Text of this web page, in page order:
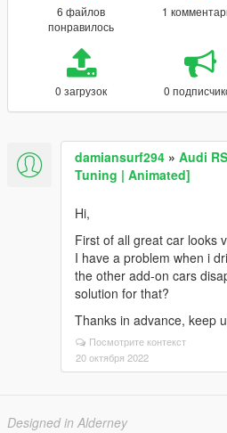
6 файлов
понравилось
1
0 загрузок 0
damiansurf294 » Audi
Tuning | Animated]
Hi,
First of all great car looks
I have a problem when i
the other add-on cars
solution for that?
Thanks in advance, keep
Посмотрите контекст
20 октября 2022
Designed in Alderney